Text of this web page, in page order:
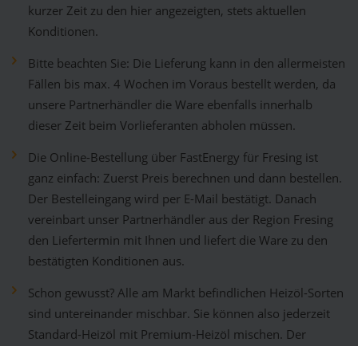
kurzer Zeit zu den hier angezeigten, stets aktuellen
Konditionen.
Bitte beachten Sie: Die Lieferung kann in den allermeisten
Fällen bis max. 4 Wochen im Voraus bestellt werden, da
unsere Partnerhändler die Ware ebenfalls innerhalb
dieser Zeit beim Vorlieferanten abholen müssen.
Die Online-Bestellung über FastEnergy für Fresing ist
ganz einfach: Zuerst Preis berechnen und dann bestellen.
Der Bestelleingang wird per E-Mail bestätigt. Danach
vereinbart unser Partnerhändler aus der Region Fresing
den Liefertermin mit Ihnen und liefert die Ware zu den
bestätigten Konditionen aus.
Schon gewusst? Alle am Markt befindlichen Heizöl-Sorten
sind untereinander mischbar. Sie können also jederzeit
Standard-Heizöl mit Premium-Heizöl mischen. Der